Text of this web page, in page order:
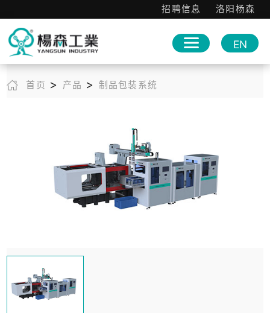
招聘信息 洛阳杨森
EN
首页 > 产品 > 制品包装系统